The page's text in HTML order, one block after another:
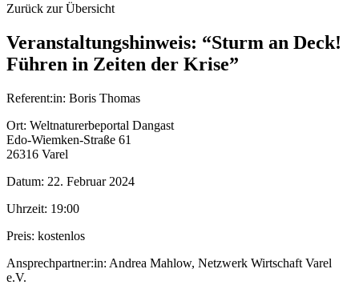
Zurück zur Übersicht
Veranstaltungshinweis: “Sturm an Deck!
Führen in Zeiten der Krise”
Referent:in: Boris Thomas
Ort: Weltnaturerbeportal Dangast
Edo-Wiemken-Straße 61
26316 Varel
Datum: 22. Februar 2024
Uhrzeit: 19:00
Preis: kostenlos
Ansprechpartner:in: Andrea Mahlow, Netzwerk Wirtschaft Varel
e.V.